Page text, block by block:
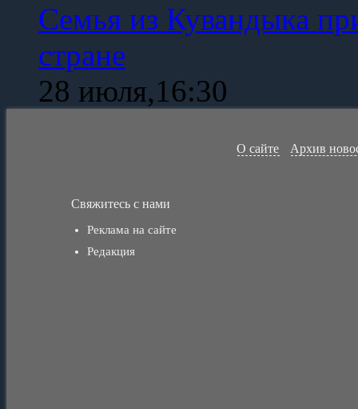
Семья из Кувандыка
стране
28 июля,16:30
О сайте Архив
Свяжитесь с нами
Реклама на сайте
Редакция